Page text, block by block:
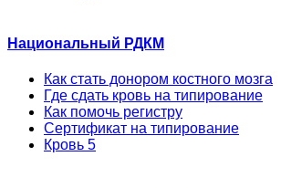
Национальный РДКМ
Как стать донором костного мозга
Где сдать кровь на типирование
Как помочь регистру
Сертификат на типирование
Кровь 5